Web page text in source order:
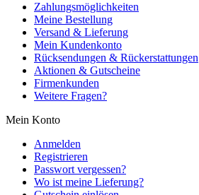
Zahlungsmöglichkeiten
Meine Bestellung
Versand & Lieferung
Mein Kundenkonto
Rücksendungen & Rückerstattungen
Aktionen & Gutscheine
Firmenkunden
Weitere Fragen?
Mein Konto
Anmelden
Registrieren
Passwort vergessen?
Wo ist meine Lieferung?